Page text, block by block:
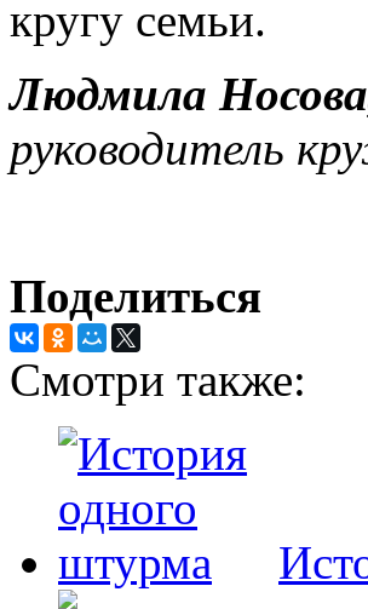
кругу семьи.
Людмила
руководитель
Поделиться
Смотри также: